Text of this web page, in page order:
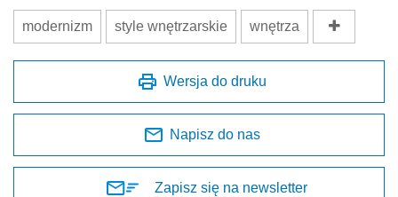
modernizm style wnętrzarskie wnętrza
Wersja do druku
Napisz do nas
Zapisz się na newsletter